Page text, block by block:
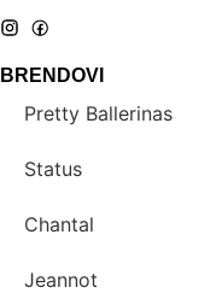
BRENDOVI
Pretty Ballerinas
Status
Chantal
Jeannot